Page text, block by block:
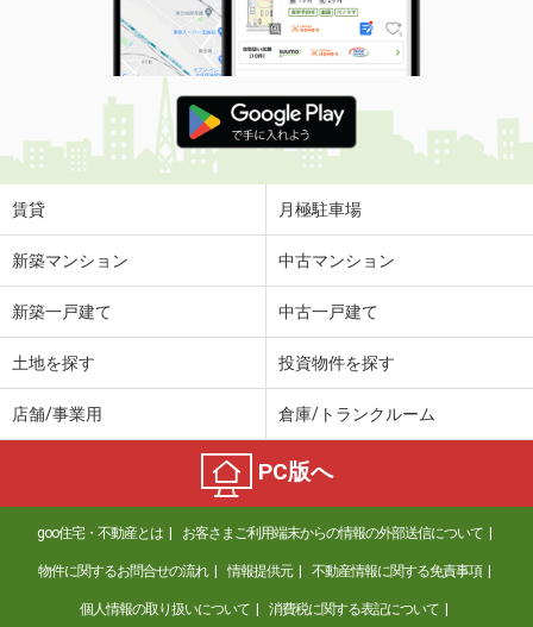
賃貸 月極駐車場
新築マンション 中古マンション
新築一戸建て 中古一戸建て
土地を探す 投資物件を探す
店舗/事業用 倉庫/トランクルーム
PC版へ
goo住宅・不動産とは お客さまご利用端末からの情報の外部送信について
物件に関するお問合せの流れ 情報提供元 不動産情報に関する免責事項
個人情報の取り扱いについて 消費税に関する表記について